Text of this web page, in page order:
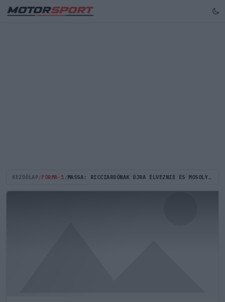
KEZDŐLAP FORMA-1 MASSA: RICCIARDÓNAK ÚJRA ÉLVEZNIE ÉS MOSOLYOGNIA KELL